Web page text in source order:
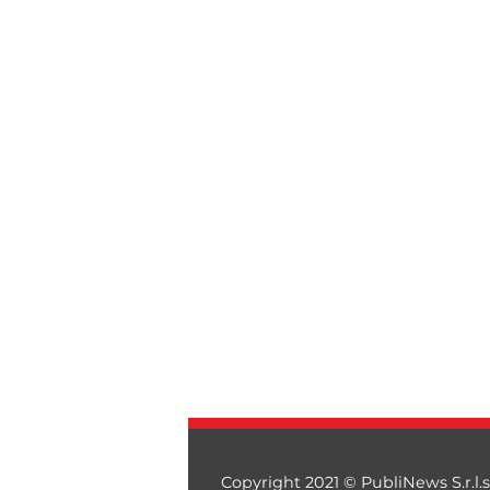
Copyright 2021 © PubliNews